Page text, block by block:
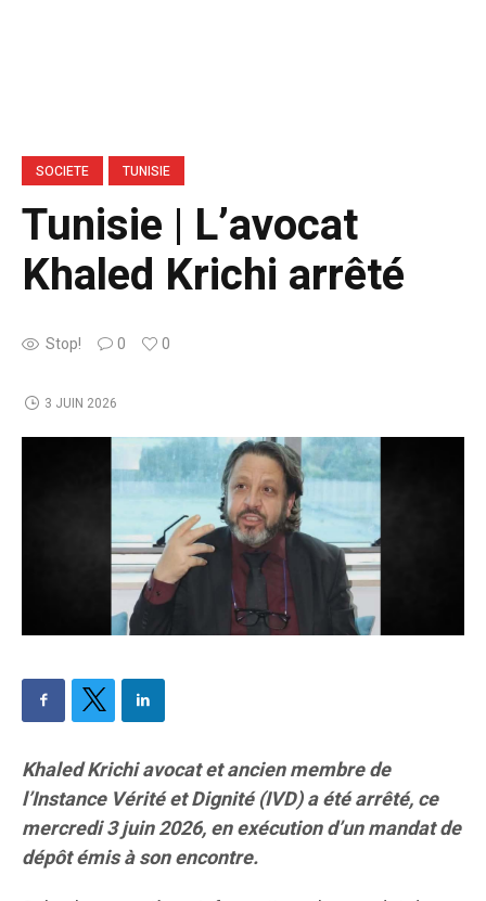
SOCIETE TUNISIE
Tunisie | L’avocat
Khaled Krichi arrêté
Stop! 0 0
3 JUIN 2026
Khaled Krichi avocat et ancien membre de
l’Instance Vérité et Dignité (IVD) a été arrêté, ce
mercredi 3 juin 2026, en exécution d’un mandat de
dépôt émis à son encontre.